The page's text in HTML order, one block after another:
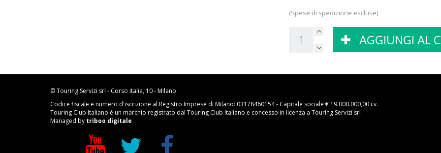
(Spese di spedizione escluse)
AGGIUNGI AL
© Touring Servizi srl - Corso Italia, 10 - Milano
Codice fiscale e numero d'iscrizione al Registro Imprese di Milano: 03178460154 - Capitale sociale € 19.000.000,00 i.v.
Touring Club Italiano è un marchio registrato dal Touring Club Italiano e concesso in licenza a Touring Servizi srl
Managed by triboo digitale